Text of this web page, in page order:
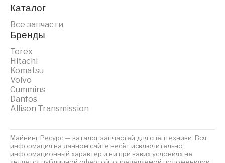
Каталог
Все запчасти
Бренды
Terex
Hitachi
Komatsu
Volvo
Cummins
Danfos
Allison Transmission
Майнинг Ресурс — каталог запчастей для спецтехники. Вся
информация на данном сайте несёт исключительно
информационный характер и ни при каких условиях не